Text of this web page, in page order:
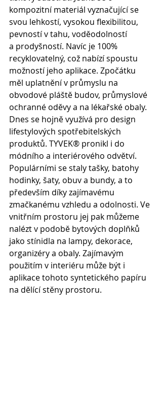
kompozitní materiál vyznačující se
svou lehkostí, vysokou flexibilitou,
pevností v tahu, voděodolností
a prodyšností. Navíc je 100%
recyklovatelný, což nabízí spoustu
možností jeho aplikace. Zpočátku
měl uplatnění v průmyslu na
obvodové pláště budov, průmyslové
ochranné oděvy a na lékařské obaly.
Dnes se hojně využívá pro design
lifestylových spotřebitelských
produktů. TYVEK® pronikl i do
módního a interiérového odvětví.
Populárními se staly tašky, batohy
hodinky, šaty, obuv a bundy, a to
především díky zajímavému
zmačkanému vzhledu a odolnosti. Ve
vnitřním prostoru jej pak můžeme
nalézt v podobě bytových doplňků
jako stínidla na lampy, dekorace,
organizéry a obaly. Zajímavým
použitím v interiéru může být i
aplikace tohoto syntetického papíru
na dělící stěny prostoru.